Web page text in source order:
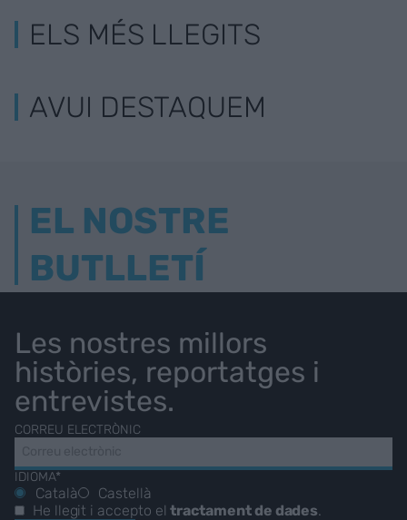
ELS MÉS LLEGITS
AVUI DESTAQUEM
EL NOSTRE
BUTLLETÍ
Les nostres millors
històries, reportatges i
entrevistes.
CORREU ELECTRÒNIC
IDIOMA*
Català
Castellà
He llegit i accepto eltractament de dades.